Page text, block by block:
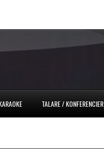
TALARE / KONFERENCIER